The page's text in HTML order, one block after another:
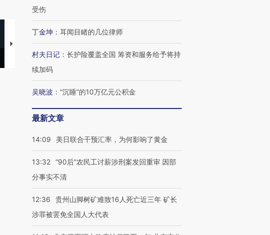
【推广】走进第四届链博
会，让数智科技“链”接产
【特别呈现】寻找100种
【商旅对话】华住集团
CFO：不靠规模取胜，华
受伤
丁金坤 ： 耳闻目睹的几位律师
村夫日记 ： 长护险覆盖全国 筹资和服务给予将持
续加码
吴晓波 ： “沉睡”的10万亿元公积金
最新文章
14:09 美日联合干预汇率，为何影响了黄金
13:32 “90后”农民工讨薪涉刑案发回重审 因部
分事实不清
12:36
贵州山脚树矿难致16人死亡近三年 矿长
涉罪被罢免全国人大代表